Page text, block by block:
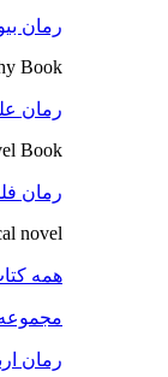
رمان
Book
رمان
Book
رمان
novel
همه
رمان